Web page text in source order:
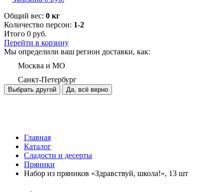
Общий вес: 0 кг
Количество персон: 1-2
Итого 0 руб.
Перейти в корзину
Мы определили ваш регион доставки, как:
Москва и МО
Санкт-Петербург
Выбрать другой Да, всё верно
Главная
Каталог
Сладости и десерты
Пряники
Набор из пряников «Здравствуй, школа!», 13 шт